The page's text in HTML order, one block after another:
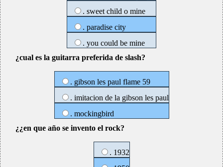
. sweet child o mine
. paradise city
. you could be mine
¿cual es la guitarra preferida de slash?
. gibson les paul flame 59
. imitacion de la gibson les paul
. mockingbird
¿¿en que año se invento el rock?
. 1932